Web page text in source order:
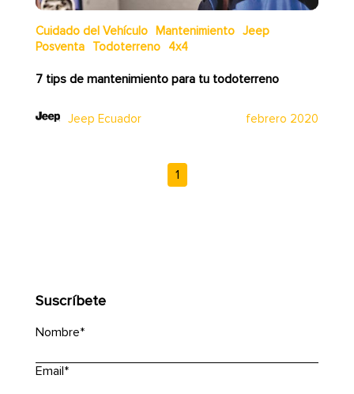
Cuidado del Vehículo Mantenimiento Jeep
Posventa
Todoterreno 4x4
7 tips de mantenimiento para tu todoterreno
Jeep Ecuador febrero 2020
1
Suscríbete
Nombre*
Email*